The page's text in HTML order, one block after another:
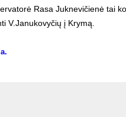
Rasa Juknevičienė tai
V.Janukovyčių į Krymą.